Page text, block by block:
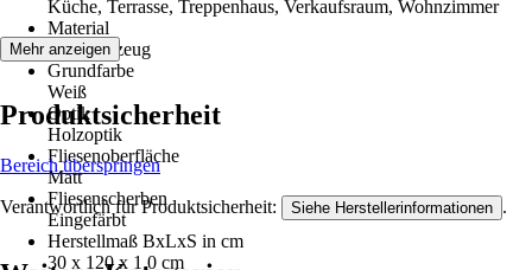
Küche, Terrasse, Treppenhaus, Verkaufsraum, Wohnzimmer
Material
Feinsteinzeug
Grundfarbe
Weiß
Optik
Holzoptik
Fliesenoberfläche
Matt
Fliesenscherben
Eingefärbt
Herstellmaß BxLxS in cm
30 x 120 x 1.0 cm
Mehr anzeigen
Produktsicherheit
Bereich überspringen
Verantwortlich für Produktsicherheit: Siehe Herstellerinformationen .